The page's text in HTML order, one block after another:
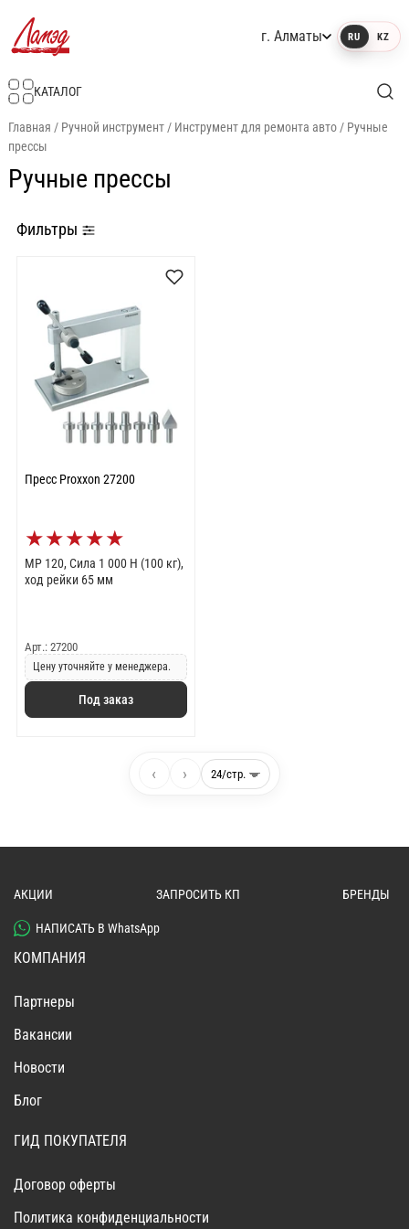
г. Алматы RU KZ
КАТАЛОГ
Главная / Ручной инструмент/ Инструмент для ремонта авто/ Ручные
прессы
Ручные прессы
Фильтры
Пресс Proxxon 27200
★★★★★
MP 120, Сила 1 000 Н (100 кг),
ход рейки 65 мм
Арт.: 27200
Цену уточняйте у менеджера.
Под заказ
‹ ›
АКЦИИ ЗАПРОСИТЬ КП БРЕНДЫ
НАПИСАТЬ В WhatsApp
КОМПАНИЯ
Партнеры
Вакансии
Новости
Блог
ГИД ПОКУПАТЕЛЯ
Договор оферты
Политика конфиденциальности